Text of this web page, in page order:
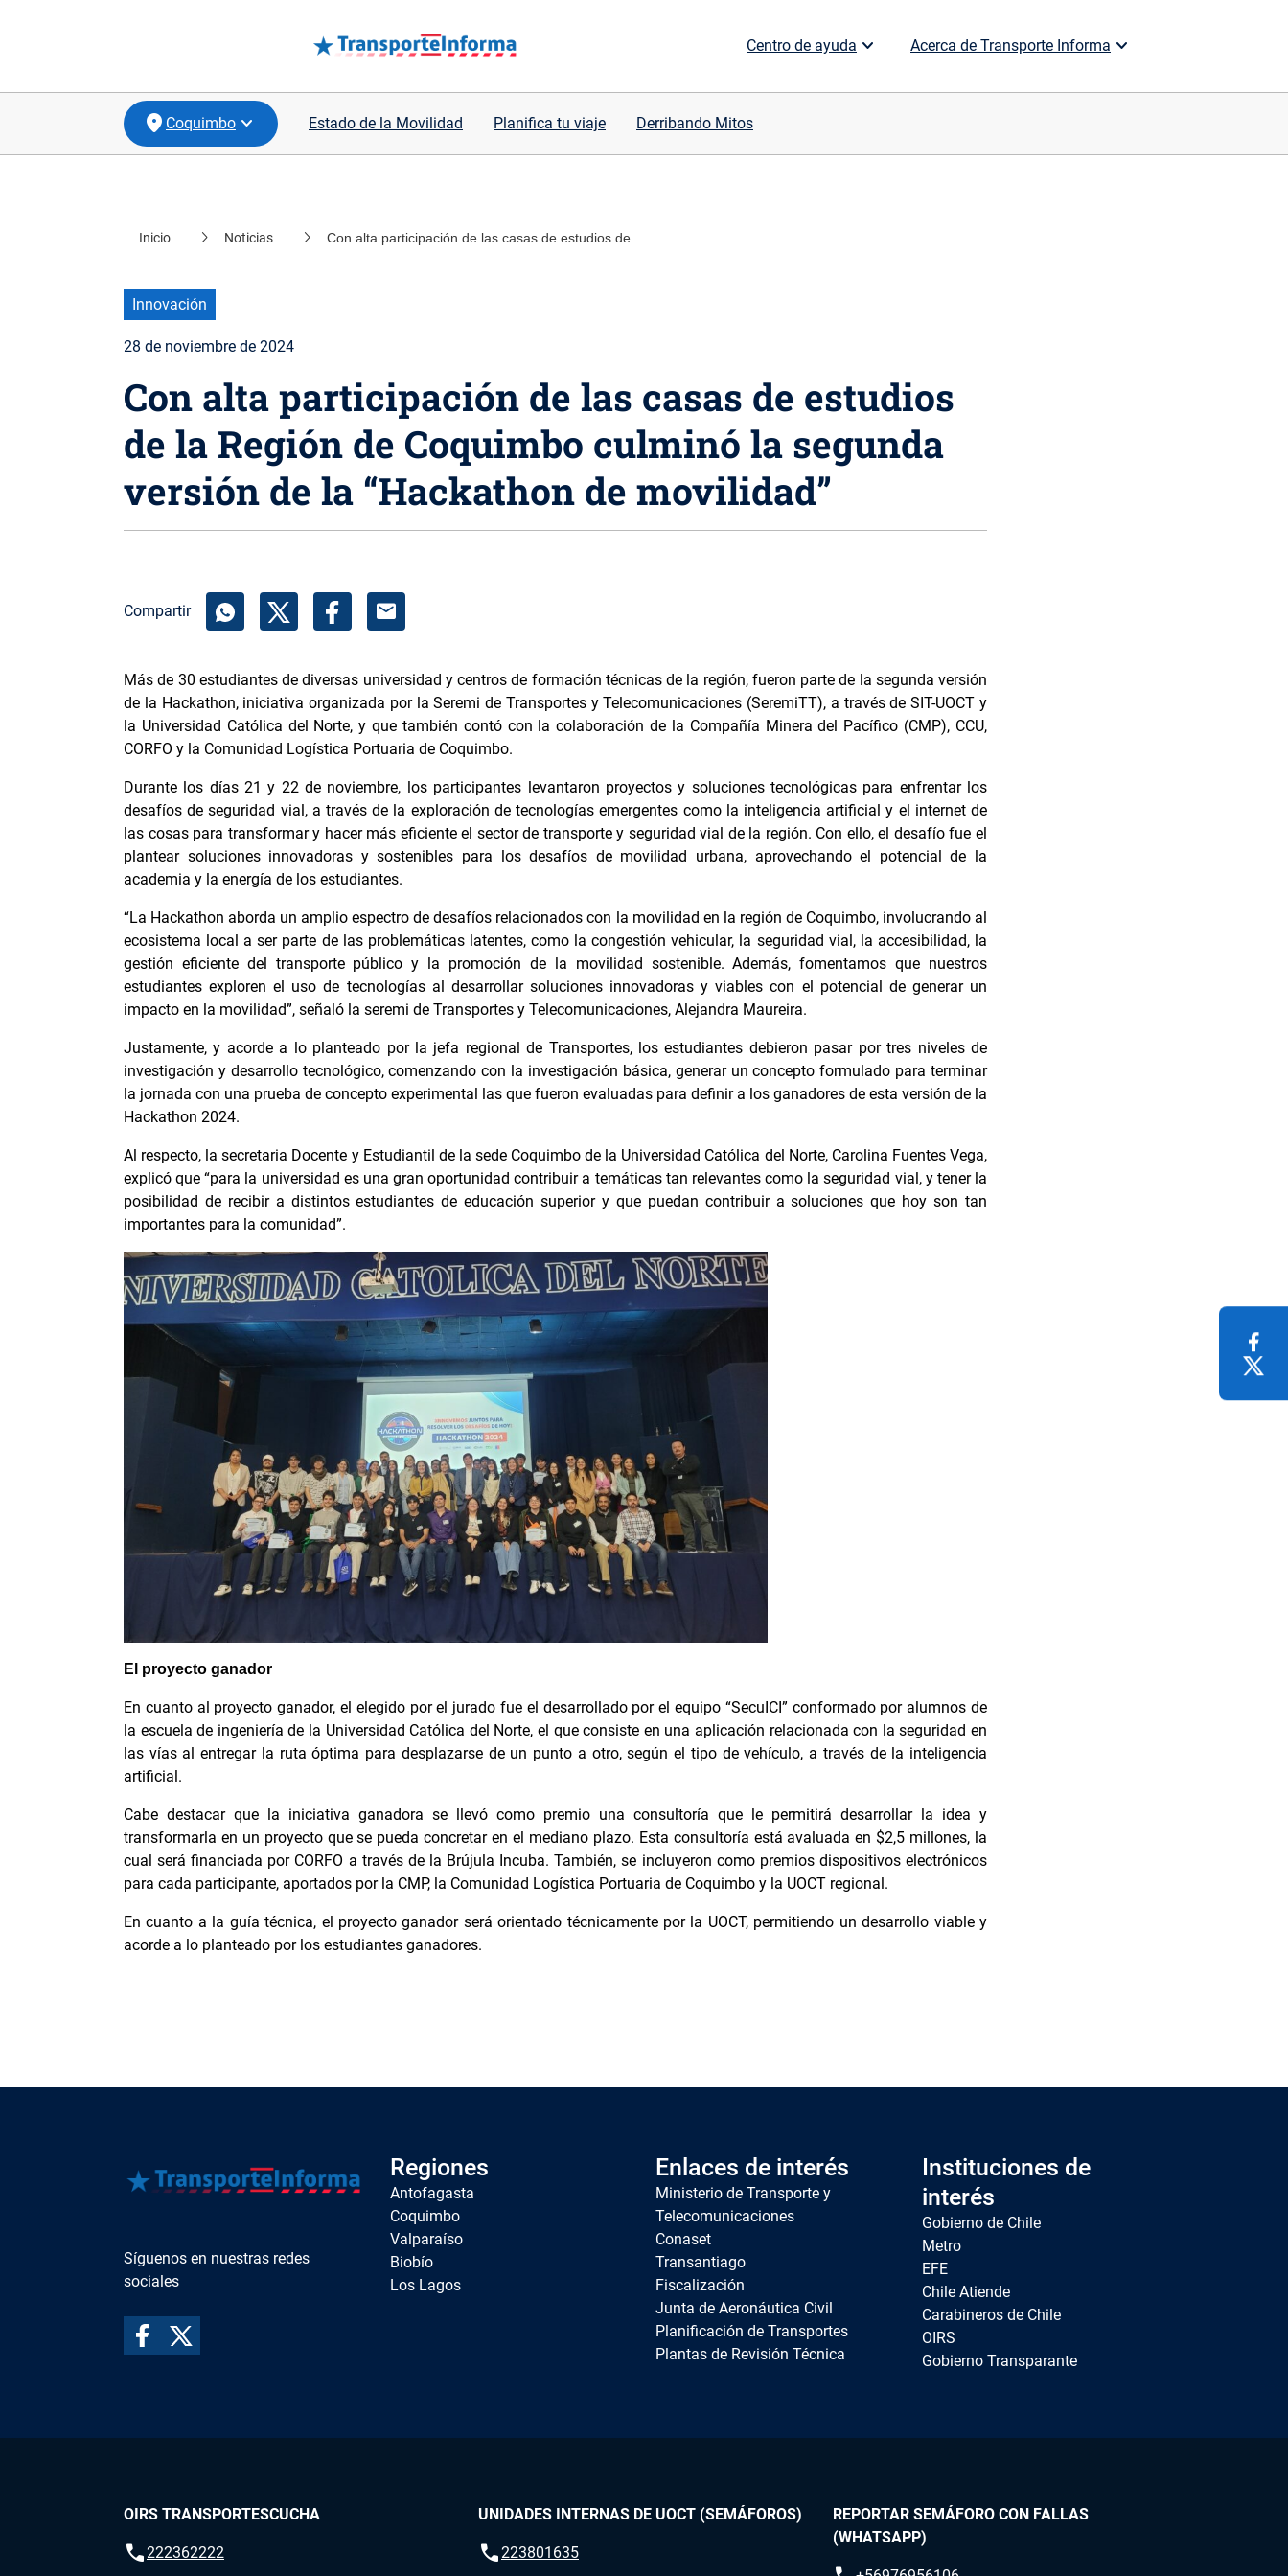
Centro de ayuda Acerca de Transporte Informa
Coquimbo
location_on
location_onBiobío
location_on Los Lagos
Estado de la Movilidad Planifica tu viaje Derribando Mitos
Inicio Noticias Con alta participación de las casas de estudios de...
Innovación
28 de noviembre de 2024
Con alta participación de las casas de estudios
de la Región de Coquimbo culminó la segunda
versión de la “Hackathon de movilidad”
Compartir mail
Más de 30 estudiantes de diversas universidad y centros de formación técnicas de la región, fueron parte de la segunda versión
de la Hackathon, iniciativa organizada por la Seremi de Transportes y Telecomunicaciones (SeremiTT), a través de SIT-UOCT y
la Universidad Católica del Norte, y que también contó con la colaboración de la Compañía Minera del Pacífico (CMP), CCU,
CORFO y la Comunidad Logística Portuaria de Coquimbo.
Durante los días 21 y 22 de noviembre, los participantes levantaron proyectos y soluciones tecnológicas para enfrentar los
desafíos de seguridad vial, a través de la exploración de tecnologías emergentes como la inteligencia artificial y el internet de
las cosas para transformar y hacer más eficiente el sector de transporte y seguridad vial de la región. Con ello, el desafío fue el
plantear soluciones innovadoras y sostenibles para los desafíos de movilidad urbana, aprovechando el potencial de la
academia y la energía de los estudiantes.
“La Hackathon aborda un amplio espectro de desafíos relacionados con la movilidad en la región de Coquimbo, involucrando al
ecosistema local a ser parte de las problemáticas latentes, como la congestión vehicular, la seguridad vial, la accesibilidad, la
gestión eficiente del transporte público y la promoción de la movilidad sostenible. Además, fomentamos que nuestros
estudiantes exploren el uso de tecnologías al desarrollar soluciones innovadoras y viables con el potencial de generar un
impacto en la movilidad”, señaló la seremi de Transportes y Telecomunicaciones, Alejandra Maureira.
Justamente, y acorde a lo planteado por la jefa regional de Transportes, los estudiantes debieron pasar por tres niveles de
investigación y desarrollo tecnológico, comenzando con la investigación básica, generar un concepto formulado para terminar
la jornada con una prueba de concepto experimental las que fueron evaluadas para definir a los ganadores de esta versión de la
Hackathon 2024.
Al respecto, la secretaria Docente y Estudiantil de la sede Coquimbo de la Universidad Católica del Norte, Carolina Fuentes Vega,
explicó que “para la universidad es una gran oportunidad contribuir a temáticas tan relevantes como la seguridad vial, y tener la
posibilidad de recibir a distintos estudiantes de educación superior y que puedan contribuir a soluciones que hoy son tan
importantes para la comunidad”.
E l proyecto ganador
En cuanto al proyecto ganador, el elegido por el jurado fue el desarrollado por el equipo “SecuICI” conformado por alumnos de
la escuela de ingeniería de la Universidad Católica del Norte, el que consiste en una aplicación relacionada con la seguridad en
las vías al entregar la ruta óptima para desplazarse de un punto a otro, según el tipo de vehículo, a través de la inteligencia
artificial.
Cabe destacar que la iniciativa ganadora se llevó como premio una consultoría que le permitirá desarrollar la idea y
transformarla en un proyecto que se pueda concretar en el mediano plazo. Esta consultoría está avaluada en $2,5 millones, la
cual será financiada por CORFO a través de la Brújula Incuba. También, se incluyeron como premios dispositivos electrónicos
para cada participante, aportados por la CMP, la Comunidad Logística Portuaria de Coquimbo y la UOCT regional.
En cuanto a la guía técnica, el proyecto ganador será orientado técnicamente por la UOCT, permitiendo un desarrollo viable y
acorde a lo planteado por los estudiantes ganadores.
Síguenos en nuestras redes
sociales
Regiones
Antofagasta
Coquimbo
Valparaíso
Biobío
Los Lagos
Enlaces de interés
Ministerio de Transporte y
Telecomunicaciones
Conaset
Transantiago
Fiscalización
Junta de Aeronáutica Civil
Planificación de Transportes
Plantas de Revisión Técnica
Instituciones de
interés
Gobierno de Chile
Metro
EFE
Chile Atiende
Carabineros de Chile
OIRS
Gobierno Transparante
OIRS TRANSPORTESCUCHA
call222362222
UNIDADES INTERNAS DE UOCT (SEMÁFOROS)
call223801635
REPORTAR SEMÁFORO CON FALLAS
(WHATSAPP)